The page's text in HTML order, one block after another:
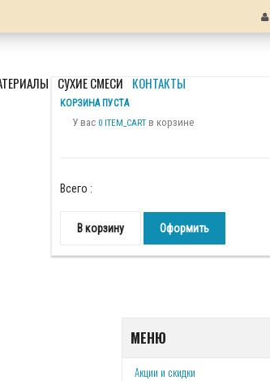
СУХИЕ СМЕСИ КОНТАКТЫ
КОРЗИНА ПУСТА
У вас 0 ITEM_CART в корзине
Всего :
В корзину Оформить
МЕНЮ
Акции и скидки